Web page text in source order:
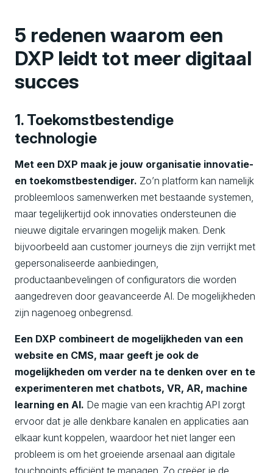
5 redenen waarom een
DXP leidt tot meer digitaal
succes
1. Toekomstbestendige
technologie
Met een DXP maak je jouw organisatie innovatie-
en toekomstbestendiger. Zo’n platform kan namelijk
probleemloos samenwerken met bestaande systemen,
maar tegelijkertijd ook innovaties ondersteunen die
nieuwe digitale ervaringen mogelijk maken. Denk
bijvoorbeeld aan customer journeys die zijn verrijkt met
gepersonaliseerde aanbiedingen,
productaanbevelingen of configurators die worden
aangedreven door geavanceerde AI. De mogelijkheden
zijn nagenoeg onbegrensd.
Een DXP combineert de mogelijkheden van een
website en CMS, maar geeft je ook de
mogelijkheden om verder na te denken over en te
experimenteren met chatbots, VR, AR, machine
learning en AI. De magie van een krachtig API zorgt
ervoor dat je alle denkbare kanalen en applicaties aan
elkaar kunt koppelen, waardoor het niet langer een
probleem is om het groeiende arsenaal aan digitale